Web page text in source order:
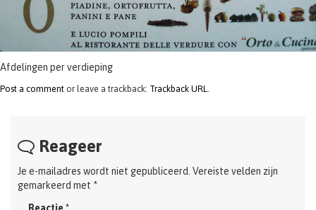
Afdelingen per verdieping
Post a comment or leave a trackback: Trackback URL.
Reageer
Je e-mailadres wordt niet gepubliceerd. Vereiste velden zijn
gemarkeerd met *